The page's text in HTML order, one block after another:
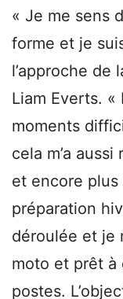
« Je me sens
forme et je
l’approche de
Liam Everts. «
moments
cela m’a
et encore plus
préparation
déroulée et je
moto et prêt à
postes.